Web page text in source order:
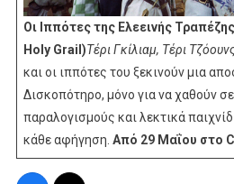
Οι Ιππότες της Ελεεινής
Holy Grail)Τέρι Γκίλιαμ, Τέρι
και οι ιππότες του ξεκινούν μια
Δισκοπότηρο, μόνο για να χαθούν
παραλογισμούς και λεκτικά
κάθε αφήγηση. Από 29 Μαΐου στο